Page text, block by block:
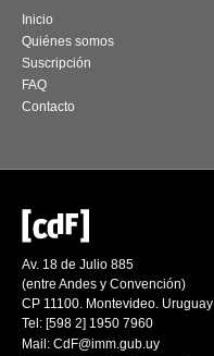
Inicio
Quiénes somos
Suscripción
FAQ
Contacto
Av. 18 de Julio 885
(entre Andes y Convención)
CP 11100. Montevideo. Uruguay
Tel: [598 2] 1950 7960
Mail: CdF@imm.gub.uy